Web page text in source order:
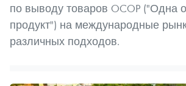
по выводу товаров OCOP ("Одна
продукт") на международные
различных подходов.